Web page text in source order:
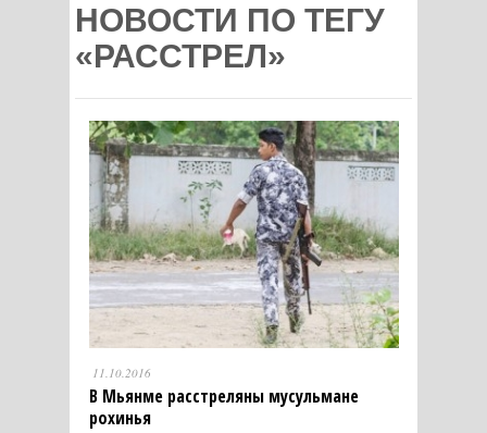
НОВОСТИ ПО ТЕГУ
«РАССТРЕЛ»
11.10.2016
В Мьянме расстреляны мусульмане
рохинья